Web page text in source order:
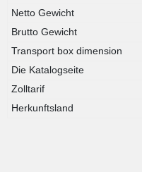
Netto Gewicht
Brutto Gewicht
Transport box dimension
Die Katalogseite
Zolltarif
Herkunftsland